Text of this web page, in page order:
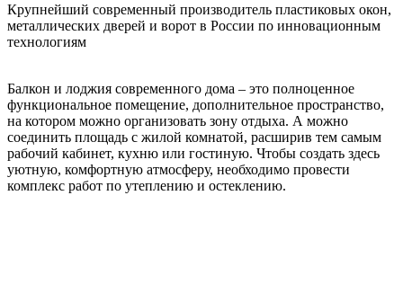
Крупнейший современный производитель пластиковых окон,
металлических дверей и ворот в России по инновационным
технологиям
Балкон и лоджия современного дома – это полноценное
функциональное помещение, дополнительное пространство,
на котором можно организовать зону отдыха. А можно
соединить площадь с жилой комнатой, расширив тем самым
рабочий кабинет, кухню или гостиную. Чтобы создать здесь
уютную, комфортную атмосферу, необходимо провести
комплекс работ по утеплению и остеклению.